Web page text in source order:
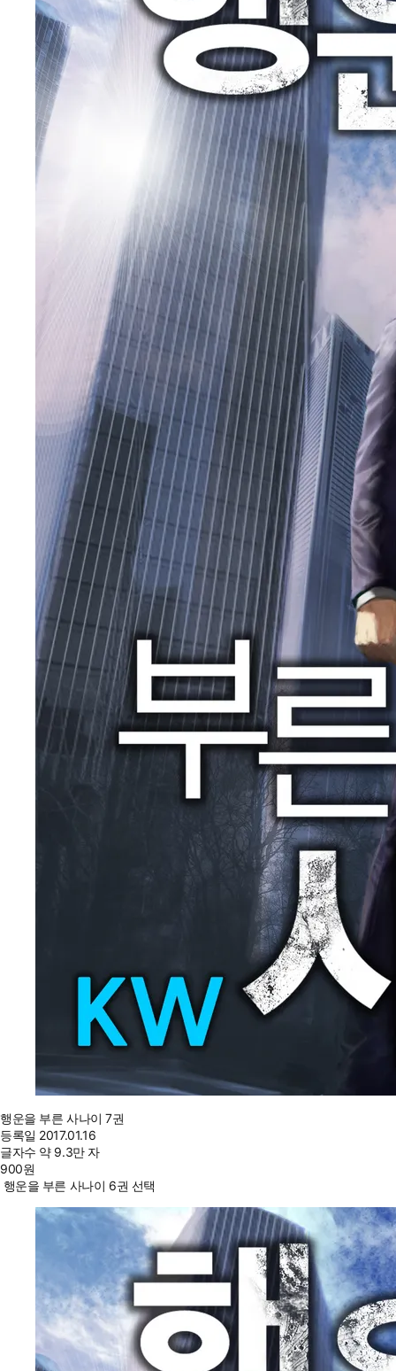
행운을 부른 사나이 7권
등록일 2017.01.16
글자수 약 9.3만 자
900원
행운을 부른 사나이 6권 선택